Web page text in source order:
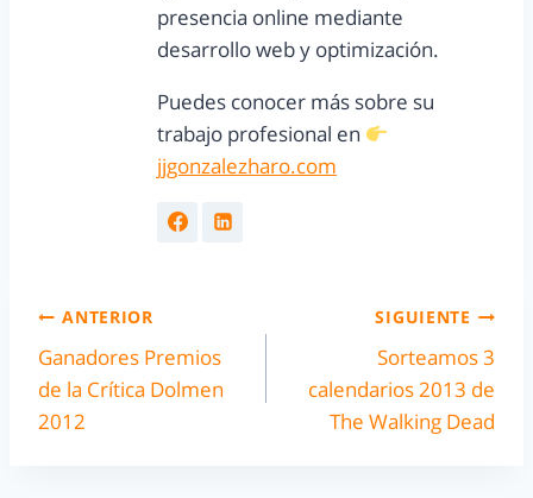
presencia online mediante
desarrollo web y optimización.
Puedes conocer más sobre su
trabajo profesional en
jjgonzalezharo.com
ANTERIOR
Ganadores Premios
de la Crítica Dolmen
2012
SIGUIENTE
Sorteamos 3
calendarios 2013 de
The Walking Dead